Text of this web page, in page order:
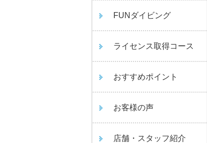
FUNダイビング
ライセンス取得コース
おすすめポイント
お客様の声
店舗・スタッフ紹介